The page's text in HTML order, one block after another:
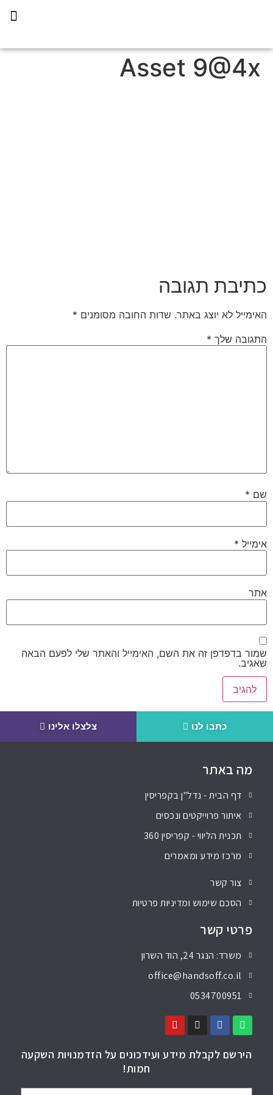
Asset 9@4x
כתיבת תגובה
האימייל לא יוצג באתר. שדות החובה מסומנים *
התגובה שלך *
שם *
אימייל *
אתר
שמור בדפדפן זה את השם, האימייל והאתר שלי לפעם הבאה
שאגיב.
כתבו לנו צלצלו אלינו
מה באתר
דף הבית - נדל"ן בקפריסין
איתור פרוייקטים ונכסים
תכנית הליווי - קפריסין 360
מרכז מידע ומאמרים
צור קשר
הסכם שימוש ומדיניות פרטיות
פרטי קשר
משרד: הנגר 24, הוד השרון
office@handsoff.co.il
0534700951
הירשם לקבלת מידע ועידכונים על הזדמנויות השקעה
חמות!